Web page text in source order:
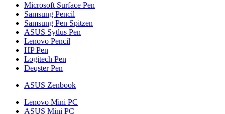
Microsoft Surface Pen
Samsung Pencil
Samsung Pen Spitzen
ASUS Sytlus Pen
Lenovo Pencil
HP Pen
Logitech Pen
Deqster Pen
ASUS Zenbook
Lenovo Mini PC
ASUS Mini PC